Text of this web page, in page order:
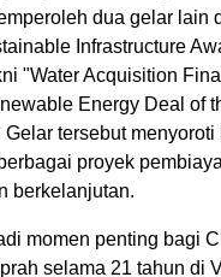
dua gelar lain
Infrastructure
"Water Acquisition
Energy Deal of
tersebut menyoroti
proyek
berkelanjutan.
momen penting bagi
selama 21 tahun di